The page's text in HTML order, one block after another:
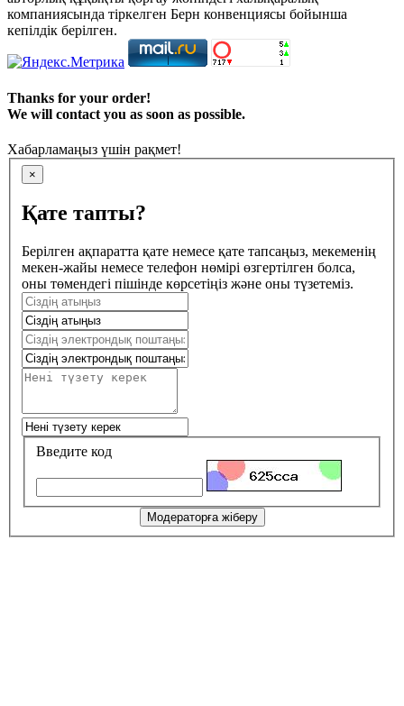
компаниясында тіркелген Берн конвенциясы бойынша
кепілдік берілген.
Thanks for your order!
We will contact you as soon as possible.
Хабарламаңыз үшін рақмет!
×
Қате тапты?
Берілген ақпаратта қате немесе қате тапсаңыз, мекеменің
мекен-жайы немесе телефон нөмірі өзгертілген болса,
оны төмендегі пішінде көрсетіңіз және оны түзетеміз.
Введите код
Модераторға жіберу